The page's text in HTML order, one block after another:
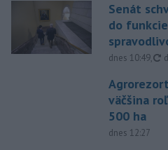
Senát
do
dnes 10:49,
väčšina
500 ha
dnes 12:27